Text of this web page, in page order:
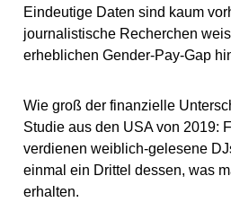
Eindeutige Daten sind kaum
journalistische Recherchen
erheblichen Gender-Pay-Gap
Wie groß der finanzielle
Studie aus den USA von 2019:
verdienen weiblich-gelesene
einmal ein Drittel dessen, was
erhalten.